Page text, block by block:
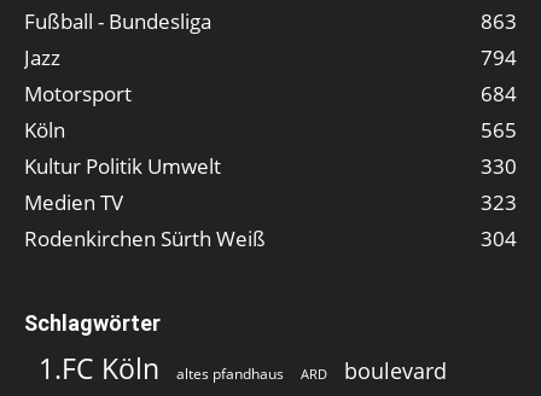
Fußball - Bundesliga
863
Jazz
794
Motorsport
684
Köln
565
Kultur Politik Umwelt
330
Medien TV
323
Rodenkirchen Sürth Weiß
304
Schlagwörter
1.FC Köln altes pfandhaus ARD boulevard